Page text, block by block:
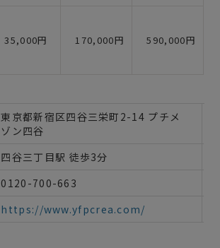
35,000円 170,000円 590,000円
東京都新宿区四谷三栄町2-14 プチメ
ゾン四谷
四谷三丁目駅 徒歩3分
0120-700-663
https://www.yfpcrea.com/